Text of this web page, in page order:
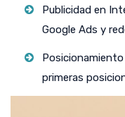
Publicidad en
Google Ads y
Posicionamiento
primeras